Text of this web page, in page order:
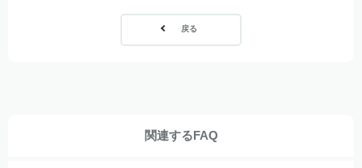
戻る
関連するFAQ